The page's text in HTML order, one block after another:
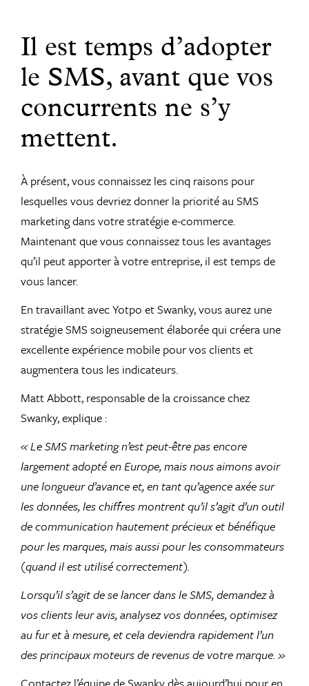
Il est temps d’adopter
le SMS, avant que vos
concurrents ne s’y
mettent.
À présent, vous connaissez les cinq raisons pour
lesquelles vous devriez donner la priorité au SMS
marketing dans votre stratégie e-commerce.
Maintenant que vous connaissez tous les avantages
qu’il peut apporter à votre entreprise, il est temps de
vous lancer.
En travaillant avec Yotpo et Swanky, vous aurez une
stratégie SMS soigneusement élaborée qui créera une
excellente expérience mobile pour vos clients et
augmentera tous les indicateurs.
Matt Abbott, responsable de la croissance chez
Swanky, explique :
« Le SMS marketing n’est peut-être pas encore
largement adopté en Europe, mais nous aimons avoir
une longueur d’avance et, en tant qu’agence axée sur
les données, les chiffres montrent qu’il s’agit d’un outil
de communication hautement précieux et bénéfique
pour les marques, mais aussi pour les consommateurs
(quand il est utilisé correctement).
Lorsqu’il s’agit de se lancer dans le SMS, demandez à
vos clients leur avis, analysez vos données, optimisez
au fur et à mesure, et cela deviendra rapidement l’un
des principaux moteurs de revenus de votre marque. »